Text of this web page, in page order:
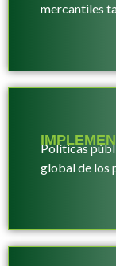
mercantiles
Políticas
global de los